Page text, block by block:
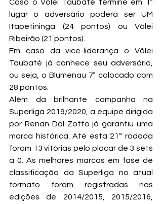
Caso o Vôlei Taubaté termine em 1º
lugar o adversário poderá ser UM
Itapetininga (24 pontos) ou Vôlei
Ribeirão (21 pontos).
Em caso da vice-liderança o Vôlei
Taubaté já conhece seu adversário,
ou seja, o Blumenau 7º colocado com
28 pontos.
Além da brilhante campanha na
Superliga 2019/2020, a equipe dirigida
por Renan Dal Zotto já garantiu uma
marca histórica. Até esta 21ª rodada
foram 13 vitórias pelo placar de 3 sets
a 0. As melhores marcas em fase de
classificação da Superliga no atual
formato foram registradas nas
edições de 2014/2015, 2015/2016,